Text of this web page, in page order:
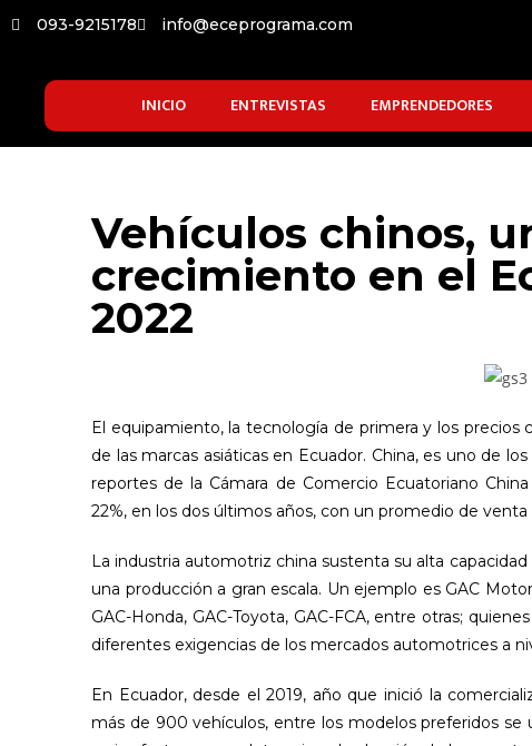
093-9215178 info@eceprograma.com
INICIO ENTREVISTAS EMPRENDEDORES
Vehículos chinos,
crecimiento en el
2022
El equipamiento, la tecnología de primera y los precios
de las marcas asiáticas en Ecuador. China, es uno de
reportes de la Cámara de Comercio Ecuatoriano
22%, en los dos últimos años, con un promedio de
La industria automotriz china sustenta su alta
una producción a gran escala. Un ejemplo es GAC
GAC-Honda, GAC-Toyota, GAC-FCA, entre otras;
diferentes exigencias de los mercados automotrices a
En Ecuador, desde el 2019, año que inició la
más de 900 vehículos, entre los modelos preferidos